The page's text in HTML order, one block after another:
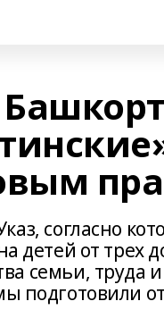
согласно
детей от трех
семьи, труда
подготовили